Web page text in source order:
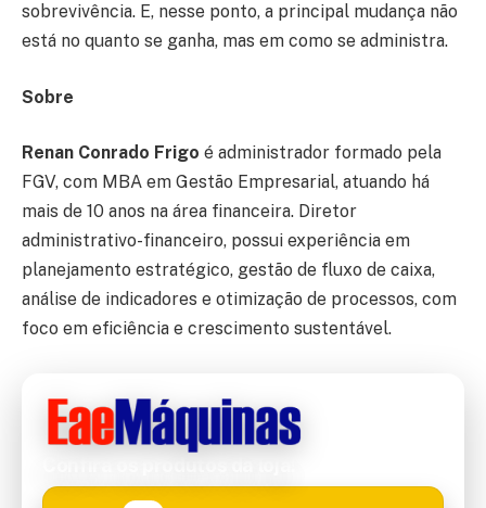
sobrevivência. E, nesse ponto, a principal mudança não
está no quanto se ganha, mas em como se administra.
Sobre
Renan Conrado Frigo é administrador formado pela
FGV, com MBA em Gestão Empresarial, atuando há
mais de 10 anos na área financeira. Diretor
administrativo-financeiro, possui experiência em
planejamento estratégico, gestão de fluxo de caixa,
análise de indicadores e otimização de processos, com
foco em eficiência e crescimento sustentável.